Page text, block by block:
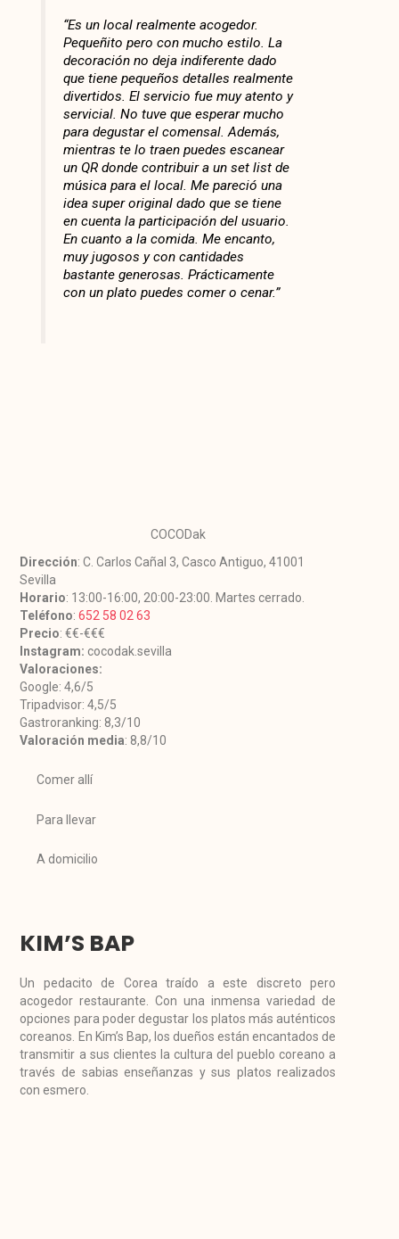
“Es un local realmente acogedor.
Pequeñito pero con mucho estilo. La
decoración no deja indiferente dado
que tiene pequeños detalles realmente
divertidos. El servicio fue muy atento y
servicial. No tuve que esperar mucho
para degustar el comensal. Además,
mientras te lo traen puedes escanear
un QR donde contribuir a un set list de
música para el local. Me pareció una
idea super original dado que se tiene
en cuenta la participación del usuario.
En cuanto a la comida. Me encanto,
muy jugosos y con cantidades
bastante generosas. Prácticamente
con un plato puedes comer o cenar.”
COCODak
Dirección: C. Carlos Cañal 3, Casco Antiguo, 41001
Sevilla
Horario: 13:00-16:00, 20:00-23:00. Martes cerrado.
Teléfono:652 58 02 63
Precio: €€-€€€
Instagram: cocodak.sevilla
Valoraciones:
Google: 4,6/5
Tripadvisor: 4,5/5
Gastroranking: 8,3/10
Valoración media: 8,8/10
Comer allí
Para llevar
A domicilio
KIM’S BAP
Un pedacito de Corea traído a este discreto pero
acogedor restaurante. Con una inmensa variedad de
opciones para poder degustar los platos más auténticos
coreanos. En Kim’s Bap, los dueños están encantados de
transmitir a sus clientes la cultura del pueblo coreano a
través de sabias enseñanzas y sus platos realizados
con esmero.